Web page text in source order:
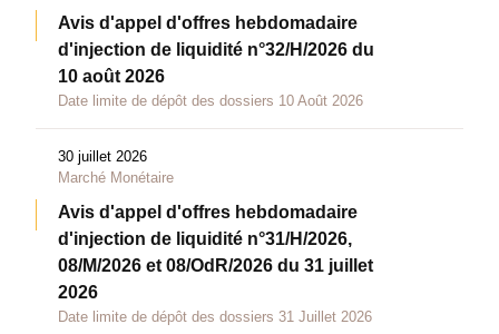
Avis d'appel d'offres hebdomadaire
d'injection de liquidité n°32/H/2026 du
10 août 2026
Date limite de dépôt des dossiers 10 Août 2026
30 juillet 2026
Marché Monétaire
Avis d'appel d'offres hebdomadaire
d'injection de liquidité n°31/H/2026,
08/M/2026 et 08/OdR/2026 du 31 juillet
2026
Date limite de dépôt des dossiers 31 Juillet 2026